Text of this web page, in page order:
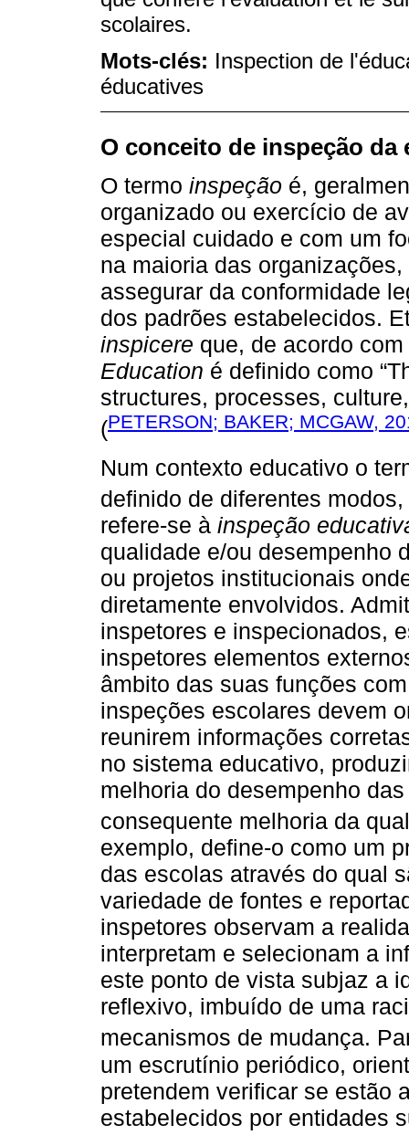
scolaires.
Mots-clés: Inspection de
éducatives
O conceito de inspeção da
O termo inspeção é,
organizado ou exercício de
especial cuidado e com um
na maioria das
assegurar da conformidade
dos padrões estabelecidos.
inspicere que, de acordo
Education é definido como
structures, processes,
(PETERSON; BAKER; MCGAW,
Num contexto educativo o
definido de diferentes
refere-se à inspeção
qualidade e/ou desempenho
ou projetos institucionais
diretamente envolvidos.
inspetores e inspecionados,
inspetores elementos
âmbito das suas funções
inspeções escolares devem
reunirem informações
no sistema educativo,
melhoria do desempenho
consequente melhoria da
exemplo, define-o como um
das escolas através do qual
variedade de fontes e
inspetores observam a
interpretam e selecionam a
este ponto de vista subjaz a
reflexivo, imbuído de uma
mecanismos de mudança.
um escrutínio periódico,
pretendem verificar se estão
estabelecidos por entidades